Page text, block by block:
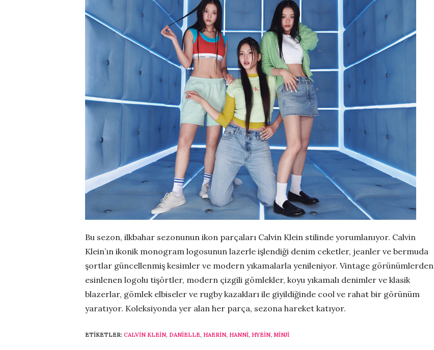
Bu sezon, ilkbahar sezonunun ikon parçaları Calvin Klein stilinde yorumlanıyor. Calvin
Klein’ın ikonik monogram logosunun lazerle işlendiği denim ceketler, jeanler ve bermuda
şortlar güncellenmiş kesimler ve modern yıkamalarla yenileniyor. Vintage görünümlerden
esinlenen logolu tişörtler, modern çizgili gömlekler, koyu yıkamalı denimler ve klasik
blazerlar, gömlek elbiseler ve rugby kazakları ile giyildiğinde cool ve rahat bir görünüm
yaratıyor. Koleksiyonda yer alan her parça, sezona hareket katıyor.
ETIKETLER: CALVIN KLEIN, DANIELLE, HAERIN, HANNI, HYEIN, MINJI